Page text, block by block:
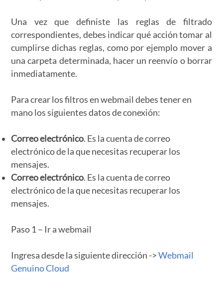
Una vez que definiste las reglas de filtrado
correspondientes, debes indicar qué acción tomar al
cumplirse dichas reglas, como por ejemplo mover a
una carpeta determinada, hacer un reenvío o borrar
inmediatamente.
Para crear los filtros en webmail debes tener en
mano los siguientes datos de conexión:
Correo electrónico. Es la cuenta de correo
electrónico de la que necesitas recuperar los
mensajes.
Correo electrónico. Es la cuenta de correo
electrónico de la que necesitas recuperar los
mensajes.
Paso 1 – Ir a webmail
Ingresa desde la siguiente dirección ->Webmail
Genuino Cloud